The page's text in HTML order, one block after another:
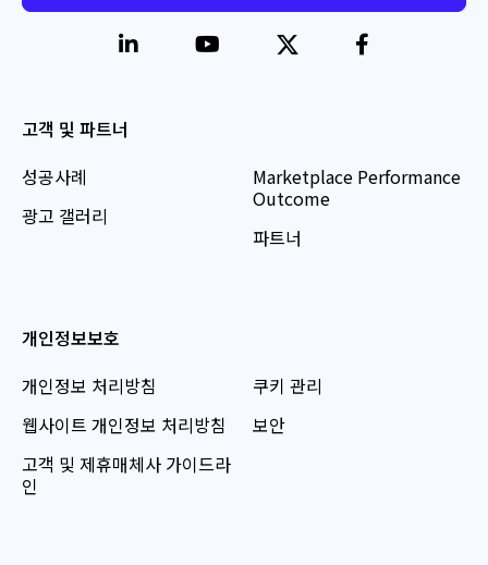
고객 및 파트너
성공사례
광고 갤러리
Marketplace Performance
Outcome
파트너
개인정보보호
개인정보 처리방침
웹사이트 개인정보 처리방침
고객 및 제휴매체사 가이드라
인
쿠키 관리
보안